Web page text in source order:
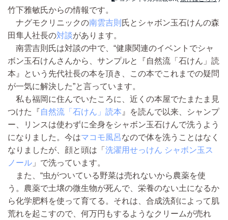
竹下雅敏氏からの情報です。
ナグモクリニックの南雲吉則 氏とシャボン玉石けんの森
田隼人社長の対談があります。
南雲吉則氏は対談の中で、“健康関連のイベントでシャ
ボン玉石けんさんから、サンプルと『自然流「石けん」読
本』という先代社長の本を頂き、この本でこれまでの疑問
が一気に解決した”と言っています。
私も福岡に住んでいたころに、近くの本屋でたまたま見
つけた『自然流「石けん」読本 』を読んで以来、シャンプ
ー、リンスは使わずに全身をシャボン玉石けんで洗うよう
になりました。今はマコモ風呂なので体を洗うことはなく
なりましたが、顔と頭は「 洗濯用せっけん シャボン玉ス
ノール 」で洗っています。
また、“虫がついている野菜は売れないから農薬を使
う。農薬で土壌の微生物が死んで、栄養のない土になるか
ら化学肥料を使って育てる。それは、合成洗剤によって肌
荒れを起こすので、何万円もするようなクリームが売れ